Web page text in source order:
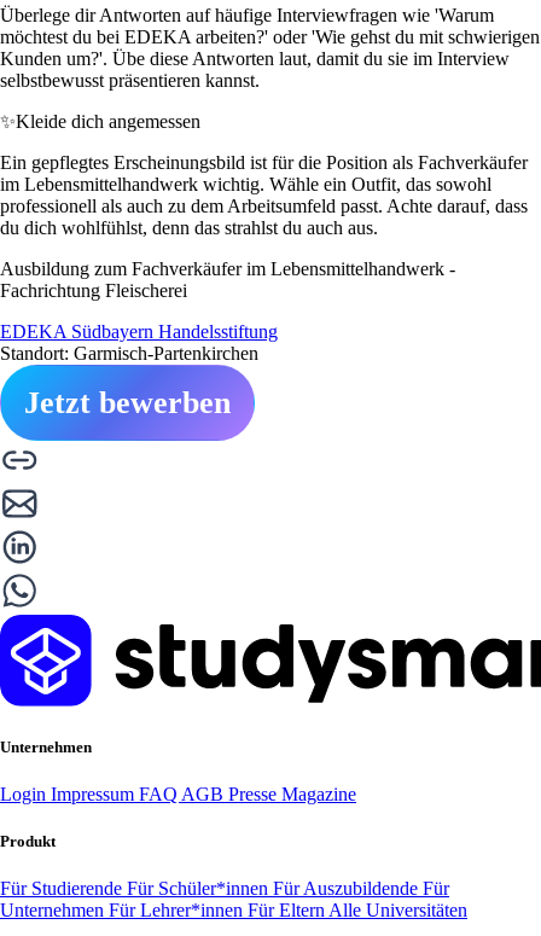
Überlege dir Antworten auf häufige Interviewfragen wie 'Warum
möchtest du bei EDEKA arbeiten?' oder 'Wie gehst du mit schwierigen
Kunden um?'. Übe diese Antworten laut, damit du sie im Interview
selbstbewusst präsentieren kannst.
✨Kleide dich angemessen
Ein gepflegtes Erscheinungsbild ist für die Position als Fachverkäufer
im Lebensmittelhandwerk wichtig. Wähle ein Outfit, das sowohl
professionell als auch zu dem Arbeitsumfeld passt. Achte darauf, dass
du dich wohlfühlst, denn das strahlst du auch aus.
Ausbildung zum Fachverkäufer im Lebensmittelhandwerk -
Fachrichtung Fleischerei
EDEKA Südbayern Handelsstiftung
Standort: Garmisch-Partenkirchen
Jetzt bewerben
Unternehmen
Login Impressum FAQ AGB Presse Magazine
Produkt
Für Studierende Für Schüler*innen Für Auszubildende Für
Unternehmen Für Lehrer*innen Für Eltern Alle Universitäten